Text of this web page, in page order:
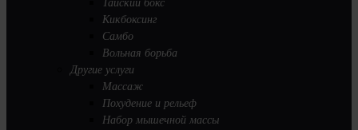
Тайский бокс
Кикбоксинг
Самбо
Вольная борьба
Другие услуги
Массаж
Похудение и рельеф
Набор мышечной массы